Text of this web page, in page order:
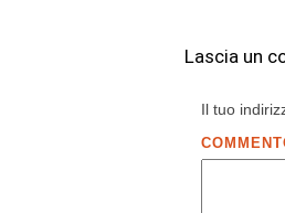
Lascia un
Il tuo